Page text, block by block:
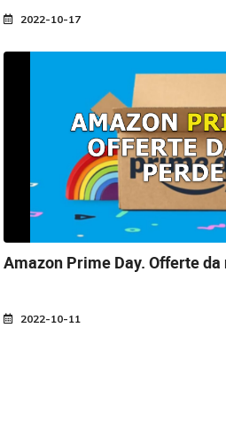
2022-10-17
Amazon Prime Day.Offerte da
2022-10-11